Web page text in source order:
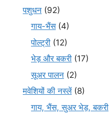
पशुधन (92)
गाय-भैंस(4)
पोल्ट्री (12)
भेड़ और बकरी (17)
सूअर पालन (2)
मवेशियों की नस्लें(8)
गाय, भैंस, सुअर भेड़, बकरी